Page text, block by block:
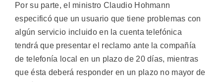
Por su parte, el ministro Claudio Hohmann
especificó que un usuario que tiene problemas con
algún servicio incluido en la cuenta telefónica
tendrá que presentar el reclamo ante la compañía
de telefonía local en un plazo de 20 días, mientras
que ésta deberá responder en un plazo no mayor de